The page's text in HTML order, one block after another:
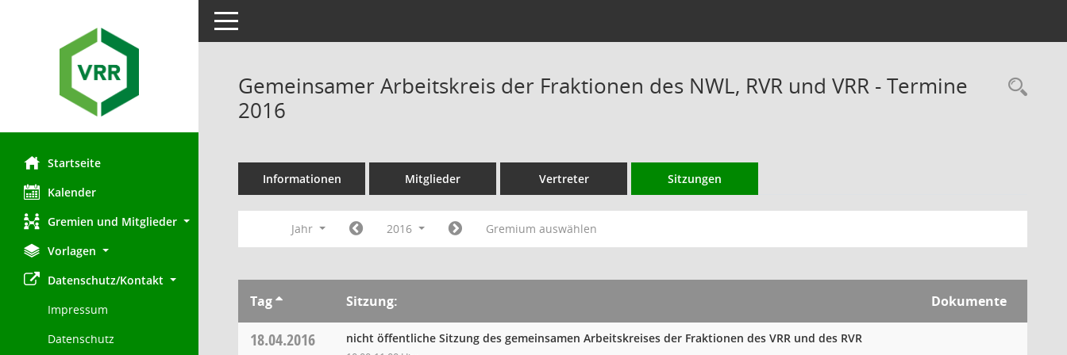
Startseite
Kalender
Gremien und Mitglieder
Vorlagen
Datenschutz/Kontakt
Impressum
Datenschutz
Toggle navigation
Gemeinsamer Arbeitskreis der Fraktionen des NWL, RVR und VRR - Termine
2016
Informationen Mitglieder Vertreter Sitzungen
Jahr 2016 Gremium auswählen
Tag Sitzung: Dokumente
18.04.2016 nicht öffentliche Sitzung des gemeinsamen Arbeitskreises der Fraktionen des VRR und des RVR